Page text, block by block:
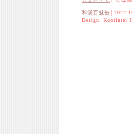
和漢百魅缶
Design. Koorintei